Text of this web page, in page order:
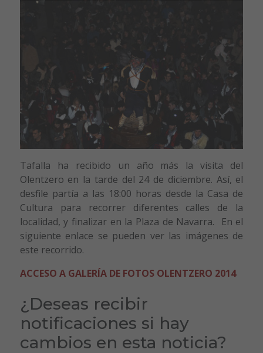
Tafalla ha recibido un año más la visita del
Olentzero en la tarde del 24 de diciembre. Así, el
desfile partía a las 18:00 horas desde la Casa de
Cultura para recorrer diferentes calles de la
localidad, y finalizar en la Plaza de Navarra. En el
siguiente enlace se pueden ver las imágenes de
este recorrido.
ACCESO A GALERÍA DE FOTOS OLENTZERO 2014
¿Deseas recibir
notificaciones si hay
cambios en esta noticia?